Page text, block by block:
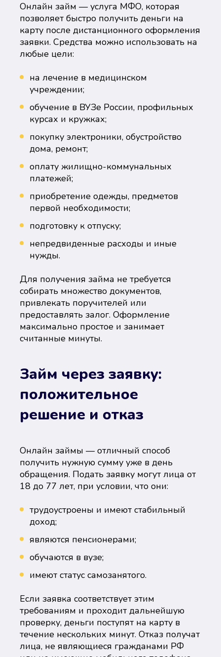
Онлайн займ — услуга МФО, которая
позволяет быстро получить деньги на
карту после дистанционного оформления
заявки. Средства можно использовать на
любые цели:
на лечение в медицинском
учреждении;
обучение в ВУЗе России, профильных
курсах и кружках;
покупку электроники, обустройство
дома, ремонт;
оплату жилищно-коммунальных
платежей;
приобретение одежды, предметов
первой необходимости;
подготовку к отпуску;
непредвиденные расходы и иные
нужды.
Для получения займа не требуется
собирать множество документов,
привлекать поручителей или
предоставлять залог. Оформление
максимально простое и занимает
считанные минуты.
Займ через заявку:
положительное
решение и отказ
Онлайн займы — отличный способ
получить нужную сумму уже в день
обращения. Подать заявку могут лица от
18 до 77 лет, при условии, что они:
трудоустроены и имеют стабильный
доход;
являются пенсионерами;
обучаются в вузе;
имеют статус самозанятого.
Если заявка соответствует этим
требованиям и проходит дальнейшую
проверку, деньги поступят на карту в
течение нескольких минут. Отказ получат
лица, не являющиеся гражданами РФ